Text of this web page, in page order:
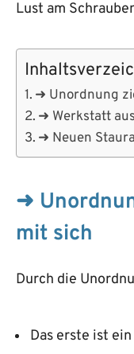
Lust am
➜ Unordnung
➜ Werkstatt
➜ Neuen
➜
mit sich
Durch die
Das erste ist